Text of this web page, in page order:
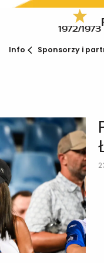
1972/1973
Info Sponsorzy i